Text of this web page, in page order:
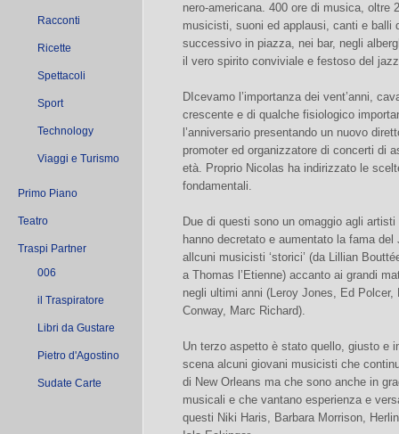
Racconti
Ricette
Spettacoli
Sport
Technology
Viaggi e Turismo
Primo Piano
Teatro
Traspi Partner
006
il Traspiratore
Libri da Gustare
Pietro d'Agostino
Sudate Carte
nero-americana. 400 ore di musica, oltre
musicisti, suoni ed applausi, canti e balli
successivo in piazza, nei bar, negli
il vero spirito conviviale e festoso del
DIcevamo l’importanza dei vent’anni,
crescente e di qualche fisiologico
l’anniversario presentando un nuovo
promoter ed organizzatore di concerti di
età. Proprio Nicolas ha indirizzato le
fondamentali.
Due di questi sono un omaggio agli
hanno decretato e aumentato la fama
allcuni musicisti ‘storici’ (da Lillian
a Thomas l’Etienne) accanto ai grandi
negli ultimi anni (Leroy Jones, Ed
Conway, Marc Richard).
Un terzo aspetto è stato quello, giusto e
scena alcuni giovani musicisti che
di New Orleans ma che sono anche in
musicali e che vantano esperienza e
questi Niki Haris, Barbara Morrison,